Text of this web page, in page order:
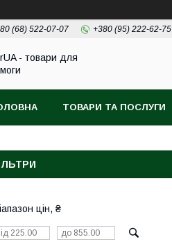
(68) 522-07-07 +380 (95) 222-62-75
- товари для
ТОВАРИ ТА ПОСЛУГИ
цін, ₴